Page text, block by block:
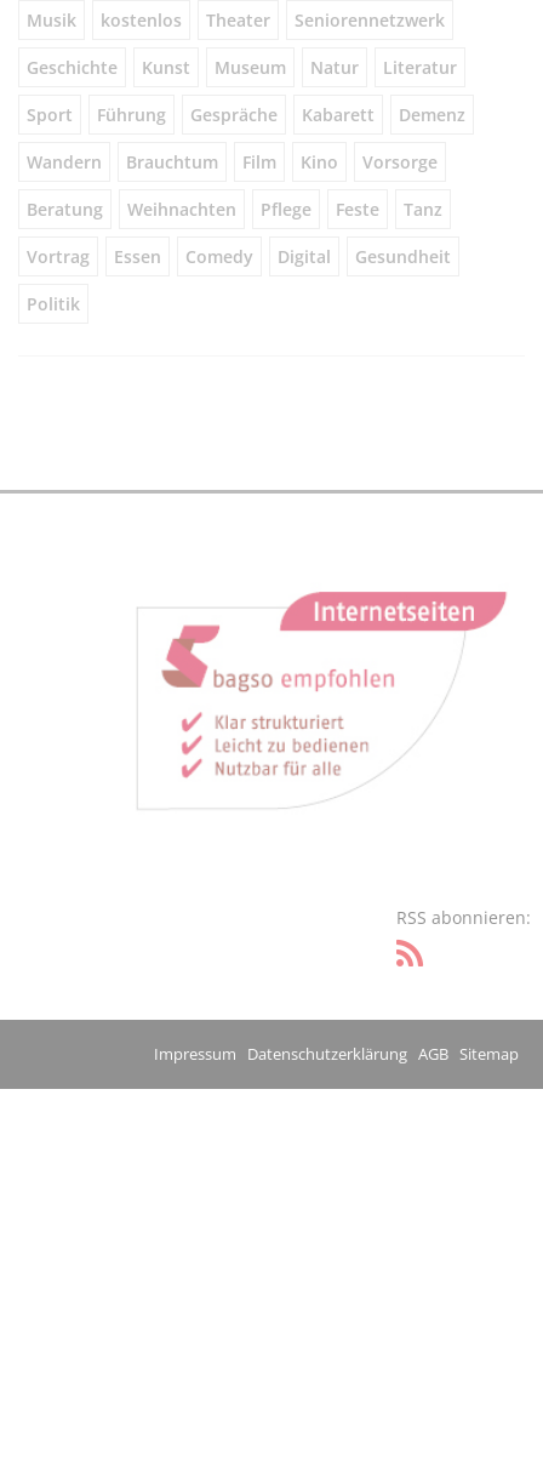
Musik kostenlos Theater Seniorennetzwerk
Geschichte Kunst Museum Natur Literatur
Sport Führung Gespräche Kabarett Demenz
Wandern Brauchtum Film Kino Vorsorge
Beratung Weihnachten Pflege Feste Tanz
Vortrag Essen Comedy Digital Gesundheit
Politik
RSS abonnieren:
Impressum Datenschutzerklärung AGB Sitemap